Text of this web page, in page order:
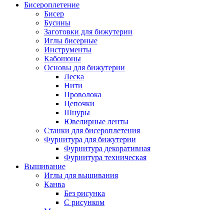
Бисероплетение
Бисер
Бусины
Заготовки для бижутерии
Иглы бисерные
Инструменты
Кабошоны
Основы для бижутерии
Леска
Нити
Проволока
Цепочки
Шнуры
Ювелирные ленты
Станки для бисероплетения
Фурнитура для бижутерии
Фурнитура декоративная
Фурнитура техническая
Вышивание
Иглы для вышивания
Канва
Без рисунка
С рисунком